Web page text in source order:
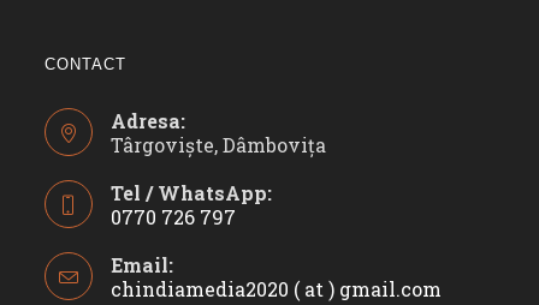
CONTACT
Adresa:
Târgoviște, Dâmbovița
Tel / WhatsApp:
0770 726 797
in
your
Email:
chindiamedia2020 ( at ) gmail.com